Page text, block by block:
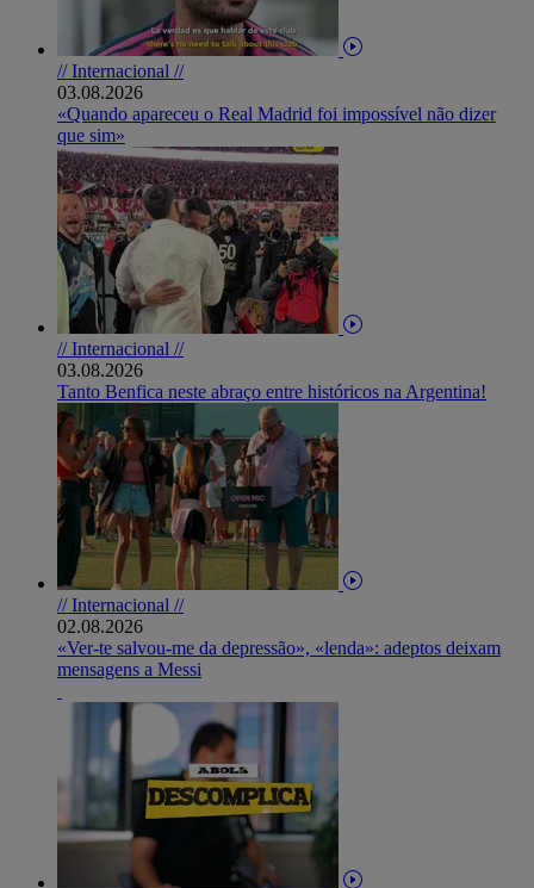
// Internacional //
03.08.2026
«Quando apareceu o Real Madrid foi impossível não dizer
que sim»
// Internacional //
03.08.2026
Tanto Benfica neste abraço entre históricos na Argentina!
// Internacional //
02.08.2026
«Ver-te salvou-me da depressão», «lenda»: adeptos deixam
mensagens a Messi